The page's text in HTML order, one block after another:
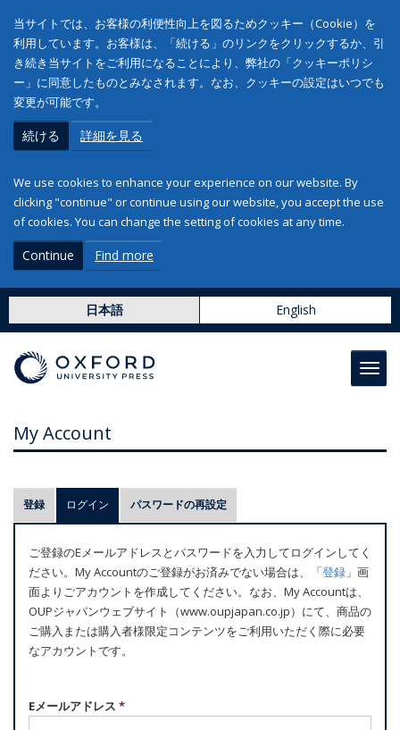
当サイトでは、お客様の利便性向上を図るためクッキー（Cookie）を
利用しています。お客様は、「続ける」のリンクをクリックするか、引
き続き当サイトをご利用になることにより、弊社の「クッキーポリシ
ー」に同意したものとみなされます。なお、クッキーの設定はいつでも
変更が可能です。
続ける 詳細を見る
We use cookies to enhance your experience on our website. By
clicking "continue" or continue using our website, you accept the use
of cookies. You can change the setting of cookies at any time.
Continue Find more
日本語 English
My Account
プ
ラ
マ
リ
ー
タ
ブ
登録 ログイン (アクティブなタブ)
パスワードの再設定
ご登録のEメールアドレスとパスワードを入力してログインしてく
ださい。My Accountのご登録がお済みでない場合は、「登録 」画
面よりごアカウントを作成してください。なお、My Accountは、
OUPジャパンウェブサイト（www.oupjapan.co.jp）にて、商品の
ご購入または購入者様限定コンテンツをご利用いただく際に必要
なアカウントです。
Eメールアドレス *